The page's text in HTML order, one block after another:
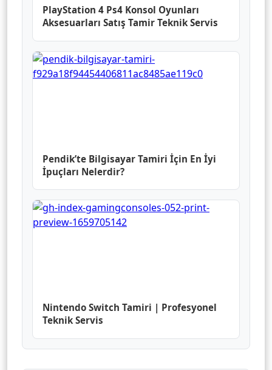
PlayStation 4 Ps4 Konsol Oyunları
Aksesuarları Satış Tamir Teknik Servis
Pendik’te Bilgisayar Tamiri İçin En İyi
İpuçları Nelerdir?
Nintendo Switch Tamiri | Profesyonel
Teknik Servis